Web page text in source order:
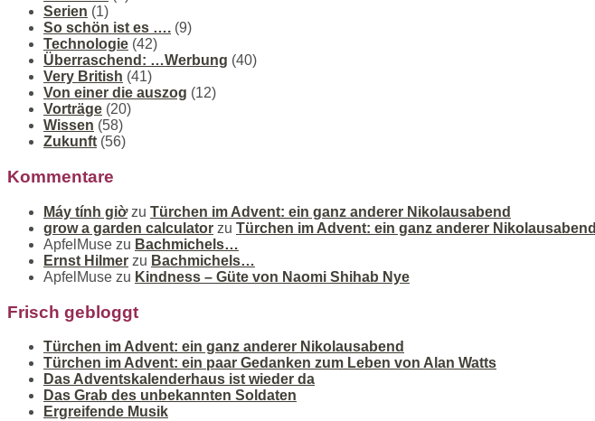
Serien (1)
So schön ist es …. (9)
Technologie (42)
Überraschend: …Werbung (40)
Very British (41)
Von einer die auszog (12)
Vorträge (20)
Wissen (58)
Zukunft (56)
Kommentare
Máy tính giờzu Türchen im Advent: ein ganz anderer Nikolausabend
grow a garden calculator zu Türchen im Advent: ein ganz anderer Nikolausabend
ApfelMuse zu Bachmichels…
Ernst Hilmer zu Bachmichels…
ApfelMuse zu Kindness – Güte von Naomi Shihab Nye
Frisch gebloggt
Türchen im Advent: ein ganz anderer Nikolausabend
Türchen im Advent: ein paar Gedanken zum Leben von Alan Watts
Das Adventskalenderhaus ist wieder da
Das Grab des unbekannten Soldaten
Ergreifende Musik